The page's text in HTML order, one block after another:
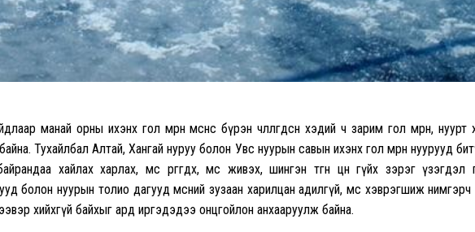
манай орны ихэнх гол мөрөн мөснөөс бүрэн чөлөөлөгдсөн хэдий ч зарим гол мөрөн, нуурт
Тухайлбал Алтай, Хангай нуруу болон Увс нуурын савын ихэнх гол мөрөн нуурууд
хайлах харлах, мөс өргөгдөх, мөс живэх, шингэн өтгөн цөн гүйх зэрэг үзэгдэл
болон нуурын толио дагууд мөсний зузаан харилцан адилгүй, мөс хэврэгшиж нимгэрч
хийхгүй байхыг ард иргэдэдээ онцгойлон анхааруулж байна.